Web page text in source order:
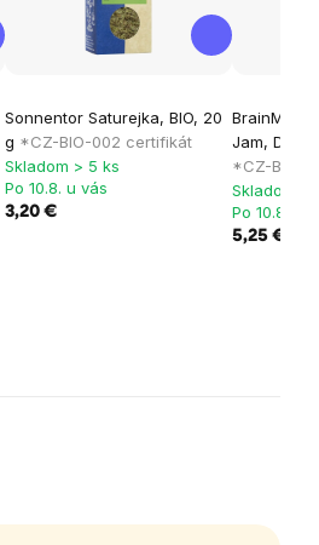
Sonnentor Saturejka, BIO, 20
g *CZ-BIO-002 certifikát
Skladom > 5 ks
Po 10.8. u vás
3,20 €
BrainMax
Jam,
*CZ-BIO-
Skladom >
Po 10.8. u
5,25 €